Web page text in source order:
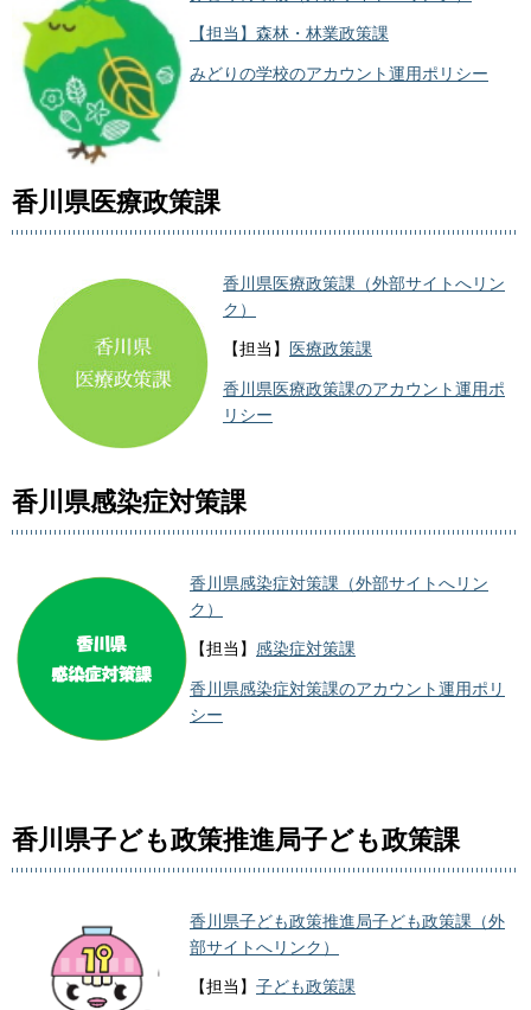
【担当】森林・林業政策課
みどりの学校のアカウント運用ポリシー
香川県医療政策課
香川県医療政策課（外部サイトへリン
ク）
【担当】 医療政策課
香川県医療政策課のアカウント運用ポ
リシー
香川県感染症対策課
香川県感染症対策課（外部サイトへリン
ク）
【担当】 感染症対策課
香川県感染症対策課のアカウント運用ポリ
シー
香川県子ども政策推進局子ども政策課
香川県子ども政策推進局子ども政策課（外
部サイトへリンク）
【担当】 子ども政策課